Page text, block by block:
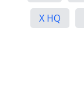
X HQ